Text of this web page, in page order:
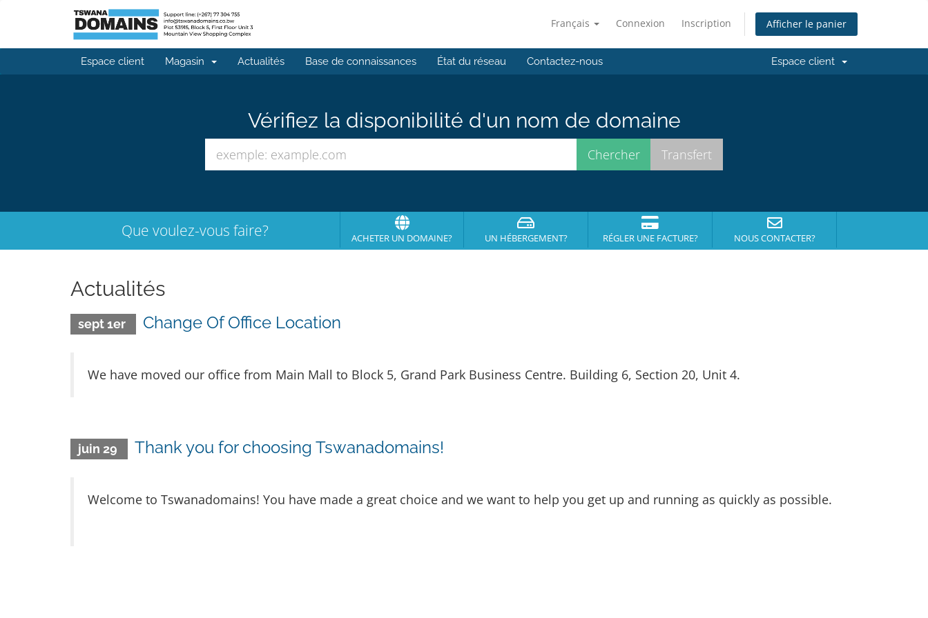
Français Connexion Inscription Afficher le panier
Espace client Magasin Actualités Base de connaissances État du réseau Contactez-nous Espace client
Vérifiez la disponibilité d'un nom de domaine
Que voulez-vous faire? ACHETER UN DOMAINE? UN HÉBERGEMENT? RÉGLER UNE FACTURE? NOUS CONTACTER?
Actualités
sept 1er Change Of Office Location
We have moved our office from Main Mall to Block 5, Grand Park Business Centre. Building 6, Section 20, Unit 4.
juin 29 Thank you for choosing Tswanadomains!
Welcome to Tswanadomains! You have made a great choice and we want to help you get up and running as quickly as possible.